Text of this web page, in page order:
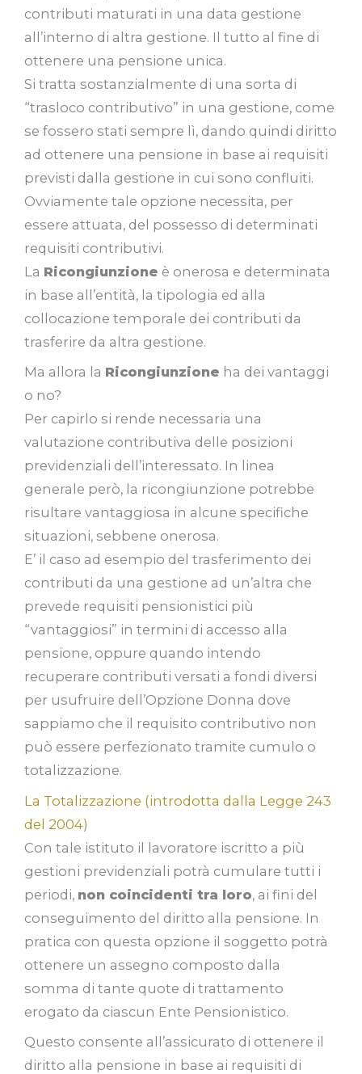
contributi maturati in una data gestione
all’interno di altra gestione. Il tutto al fine di
ottenere una pensione unica.
Si tratta sostanzialmente di una sorta di
“trasloco contributivo” in una gestione, come
se fossero stati sempre lì, dando quindi diritto
ad ottenere una pensione in base ai requisiti
previsti dalla gestione in cui sono confluiti.
Ovviamente tale opzione necessita, per
essere attuata, del possesso di determinati
requisiti contributivi.
La Ricongiunzione è onerosa e determinata
in base all’entità, la tipologia ed alla
collocazione temporale dei contributi da
trasferire da altra gestione.
Ma allora la Ricongiunzione ha dei vantaggi
o no?
Per capirlo si rende necessaria una
valutazione contributiva delle posizioni
previdenziali dell’interessato. In linea
generale però, la ricongiunzione potrebbe
risultare vantaggiosa in alcune specifiche
situazioni, sebbene onerosa.
E’ il caso ad esempio del trasferimento dei
contributi da una gestione ad un’altra che
prevede requisiti pensionistici più
“vantaggiosi” in termini di accesso alla
pensione, oppure quando intendo
recuperare contributi versati a fondi diversi
per usufruire dell’Opzione Donna dove
sappiamo che il requisito contributivo non
può essere perfezionato tramite cumulo o
totalizzazione.
La Totalizzazione (introdotta dalla Legge 243
del 2004)
Con tale istituto il lavoratore iscritto a più
gestioni previdenziali potrà cumulare tutti i
periodi, non coincidenti tra loro, ai fini del
conseguimento del diritto alla pensione. In
pratica con questa opzione il soggetto potrà
ottenere un assegno composto dalla
somma di tante quote di trattamento
erogato da ciascun Ente Pensionistico.
Questo consente all’assicurato di ottenere il
diritto alla pensione in base ai requisiti di